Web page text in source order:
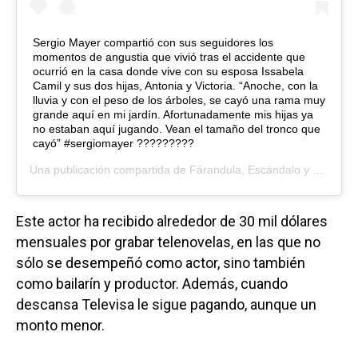
Sergio Mayer compartió con sus seguidores los
momentos de angustia que vivió tras el accidente que
ocurrió en la casa donde vive con su esposa Issabela
Camil y sus dos hijas, Antonia y Victoria. “Anoche, con la
lluvia y con el peso de los árboles, se cayó una rama muy
grande aquí en mi jardín. Afortunadamente mis hijas ya
no estaban aquí jugando. Vean el tamaño del tronco que
cayó” #sergiomayer ?????????
Una publicación compartida de Fárandula, Escándalo y Fama
Este actor ha recibido alrededor de 30 mil dólares
mensuales por grabar telenovelas, en las que no
sólo se desempeñó como actor, sino también
como bailarín y productor. Además, cuando
descansa Televisa le sigue pagando, aunque un
monto menor.